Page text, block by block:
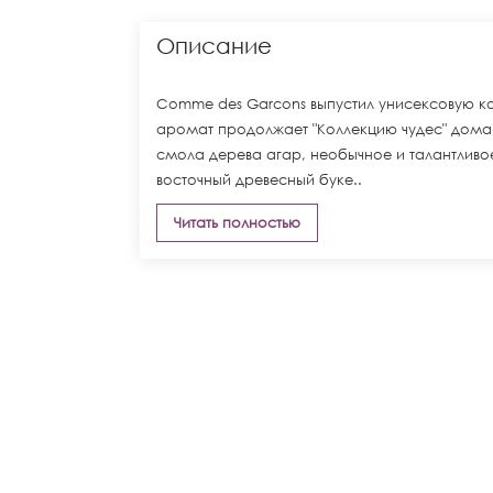
Описание
Comme des Garcons выпустил унисексовую
аромат продолжает "Коллекцию чудес"
смола дерева агар, необычное и
восточный древесный буке..
Читать полностью